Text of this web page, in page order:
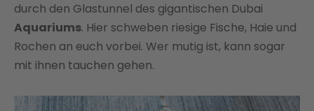
durch den Glastunnel des gigantischen Dubai
Aquariums. Hier schweben riesige Fische, Haie und
Rochen an euch vorbei. Wer mutig ist, kann sogar
mit ihnen tauchen gehen.